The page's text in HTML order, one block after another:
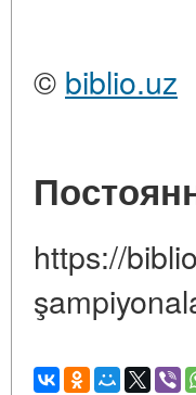
© biblio.uz
https://